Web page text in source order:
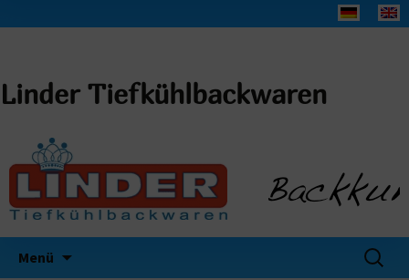
Linder Tiefkühlbackwaren
Menü
Suchen
nach: